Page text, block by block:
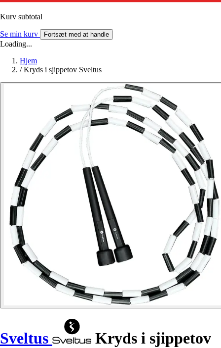
Kurv subtotal
Se min kurv Fortsæt med at handle
Loading...
Hjem
/ Kryds i sjippetov Sveltus
Sveltus Kryds i sjippetov